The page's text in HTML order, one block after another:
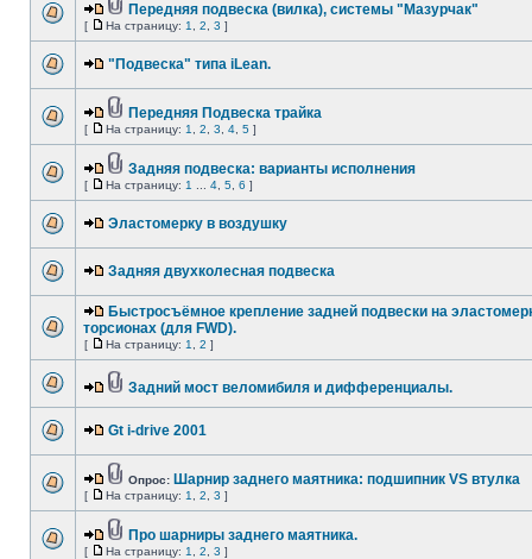
Передняя подвеска (вилка), системы "Мазурчак"
[ На страницу: 1 2 3 ]
"Подвеска" типа iLean.
Передняя Подвеска трайка
[ На страницу: 1 2 3 4 5 ]
Задняя подвеска: варианты исполнения
[ На страницу: 1 4 5 6 ]
Эластомерку в воздушку
Задняя двухколесная подвеска
Быстросъёмное крепление задней подвески на
торсионах (для FWD).
[ На страницу: 1 2 ]
Задний мост веломибиля и дифференциалы.
Gt i-drive 2001
Опрос: Шарнир заднего маятника: подшипник VS втулка
[ На страницу: 1 2 3 ]
Про шарниры заднего маятника.
[ На страницу: 1 2 3 ]